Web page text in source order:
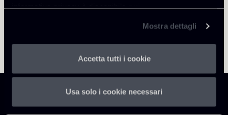
informativa privacy è disponibilequi.
Mostra dettagli
Accetta tutti i cookie
Usa solo i cookie necessari